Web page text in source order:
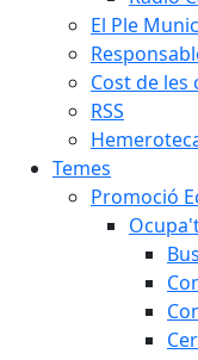
El Ple
Cost de
RSS
Temes
Promoció